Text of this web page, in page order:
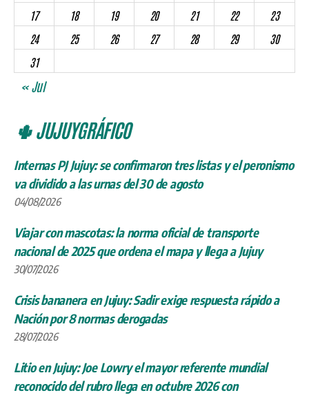
17
18 19 20 21 22
23
24
25 26 27 28 29
30
31
« Jul
🌵 JUJUYGRÁFICO
Internas PJ Jujuy: se confirmaron tres listas y el peronismo
va dividido a las urnas del 30 de agosto
04/08/2026
Viajar con mascotas: la norma oficial de transporte
nacional de 2025 que ordena el mapa y llega a Jujuy
30/07/2026
Crisis bananera en Jujuy: Sadir exige respuesta rápido a
Nación por 8 normas derogadas
28/07/2026
Litio en Jujuy: Joe Lowry el mayor referente mundial
reconocido del rubro llega en octubre 2026 con